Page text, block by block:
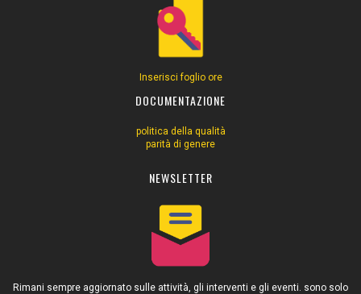
Inserisci foglio ore
DOCUMENTAZIONE
politica della qualità
parità di genere
NEWSLETTER
Rimani sempre aggiornato sulle attività, gli interventi e gli eventi. sono solo